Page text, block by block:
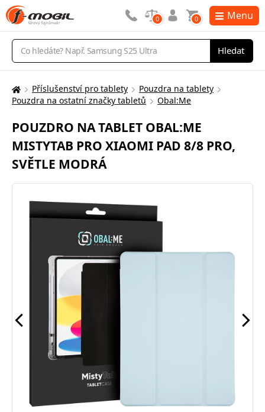
Vyhledávání
Hledat
0 0 Menu
Zde
nacházíte:
Příslušenství pro tablety
Pouzdra na tablety
Pouzdra na ostatní značky tabletů
Obal:Me
POUZDRO NA TABLET OBAL:ME
MISTYTAB PRO XIAOMI PAD 8/8 PRO,
SVĚTLE MODRÁ